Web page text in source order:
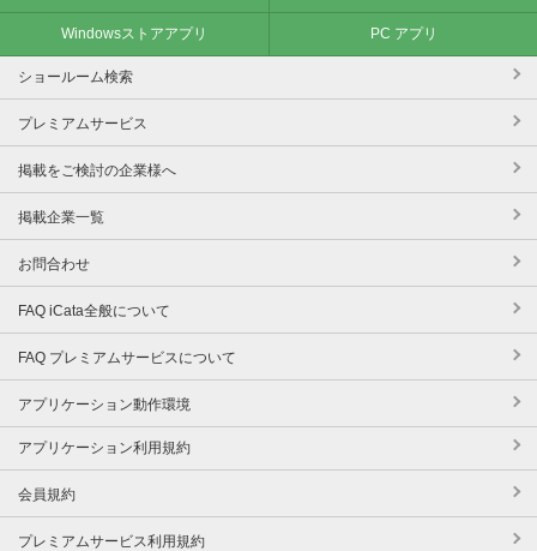
Windowsストアアプリ PC アプリ
ショールーム検索
プレミアムサービス
掲載をご検討の企業様へ
掲載企業一覧
お問合わせ
FAQ iCata全般について
FAQ プレミアムサービスについて
アプリケーション動作環境
アプリケーション利用規約
会員規約
プレミアムサービス利用規約